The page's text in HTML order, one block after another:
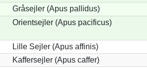
Gråsejler (Apus pallidus)
Orientsejler (Apus pacificus)
Lille Sejler (Apus affinis)
Kaffersejler (Apus caffer)